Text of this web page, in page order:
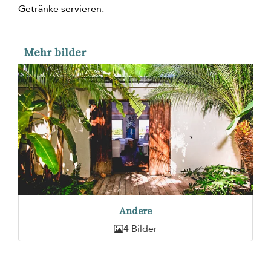
Getränke servieren.
Mehr bilder
Andere
4 Bilder